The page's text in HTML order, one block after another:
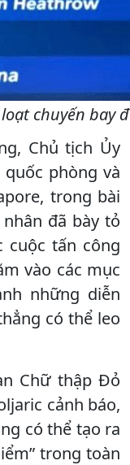
chuyến bay
Chủ tịch Ủy
phòng và
trong bài
đã bày tỏ
cuộc tấn công
vào các mục
những diễn
có thể leo
Chữ thập Đỏ
cảnh báo,
có thể tạo ra
trong toàn